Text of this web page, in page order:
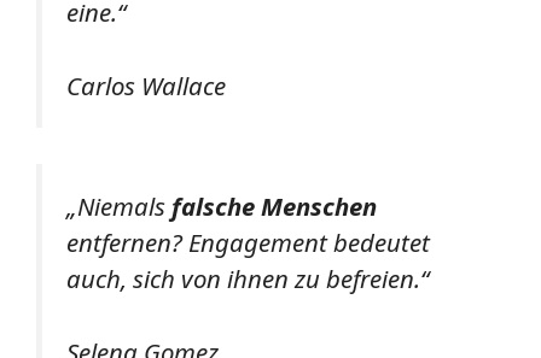
eine.“
Carlos Wallace
„Niemals falsche Menschen
entfernen? Engagement bedeutet
auch, sich von ihnen zu befreien.“